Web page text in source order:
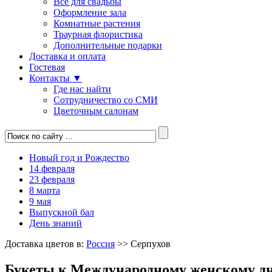
Оформление зала
Комнатные растения
Траурная флористика
Дополнительные подарки
Доставка и оплата
Гостевая
Контакты ▼
Где нас найти
Сотрудничество со СМИ
Цветочным салонам
Новый год и Рождество
14 февраля
23 февраля
8 марта
9 мая
Выпускной бал
День знаний
Доставка цветов в: Россия >> Серпухов